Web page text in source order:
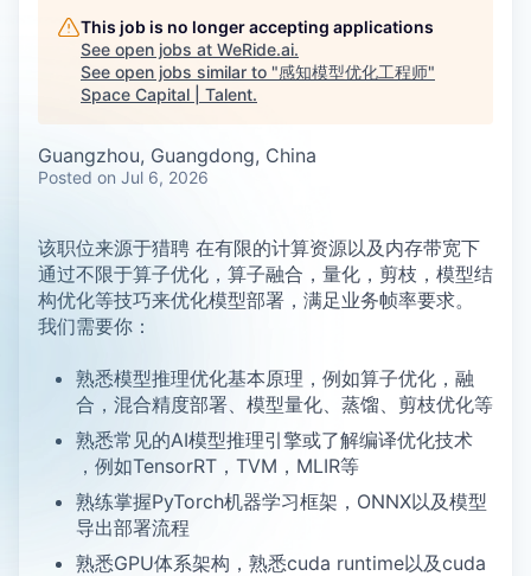
This job is no longer accepting applications
See open jobs at WeRide.ai.
See open jobs similar to "感知模型优化工程师"
Space Capital | Talent.
Guangzhou, Guangdong, China
Posted on Jul 6, 2026
该职位来源于猎聘 在有限的计算资源以及内存带宽下
通过不限于算子优化，算子融合，量化，剪枝，模型结
构优化等技巧来优化模型部署，满足业务帧率要求。
我们需要你：
熟悉模型推理优化基本原理，例如算子优化，融
合，混合精度部署、模型量化、蒸馏、剪枝优化等
熟悉常见的AI模型推理引擎或了解编译优化技术
，例如TensorRT，TVM，MLIR等
熟练掌握PyTorch机器学习框架，ONNX以及模型
导出部署流程
熟悉GPU体系架构，熟悉cuda runtime以及cuda